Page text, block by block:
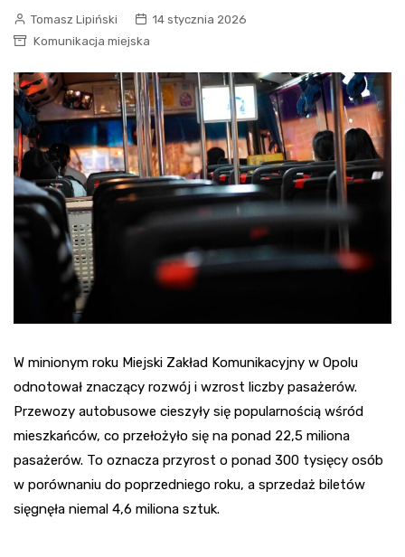
Tomasz Lipiński
14 stycznia 2026
Komunikacja miejska
W minionym roku Miejski Zakład Komunikacyjny w Opolu
odnotował znaczący rozwój i wzrost liczby pasażerów.
Przewozy autobusowe cieszyły się popularnością wśród
mieszkańców, co przełożyło się na ponad 22,5 miliona
pasażerów. To oznacza przyrost o ponad 300 tysięcy osób
w porównaniu do poprzedniego roku, a sprzedaż biletów
sięgnęła niemal 4,6 miliona sztuk.